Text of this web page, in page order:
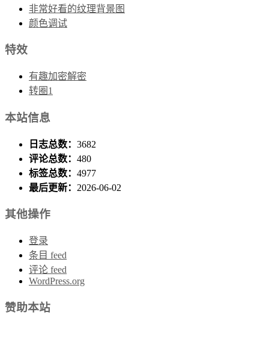
非常好看的纹理背景图
颜色调试
特效
有趣加密解密
转圈1
本站信息
日志总数： 3682
评论总数： 480
标签总数： 4977
最后更新： 2026-06-02
其他操作
登录
条目 feed
评论 feed
WordPress.org
赞助本站